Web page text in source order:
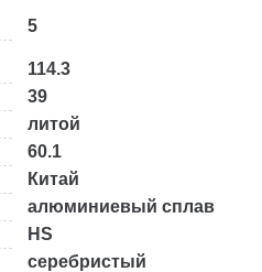
5
114.3
39
литой
60.1
Китай
алюминиевый сплав
HS
серебристый